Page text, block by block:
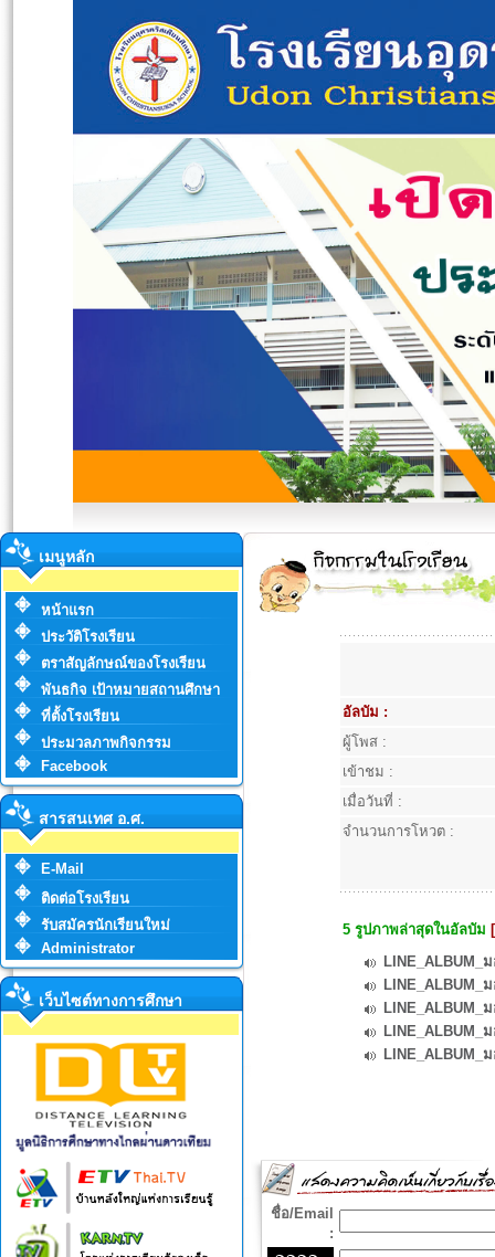
เมนูหลัก
หน้าแรก
ประวัติโรงเรียน
ตราสัญลักษณ์ของโรงเรียน
พันธกิจ เป้าหมายสถานศึกษา
ที่ตั้งโรงเรียน
ประมวลภาพกิจกรรม
Facebook
สารสนเทศ อ.ศ.
E-Mail
ติดต่อโรงเรียน
รับสมัครนักเรียนใหม่
Administrator
เว็บไซต์ทางการศึกษา
อัลบัม :
ผู้โพส :
เข้าชม :
เมื่อวันที่ :
จำนวนการโหวต :
5 รูปภาพล่าสุดในอัลบัม
ชื่อ/Email
: